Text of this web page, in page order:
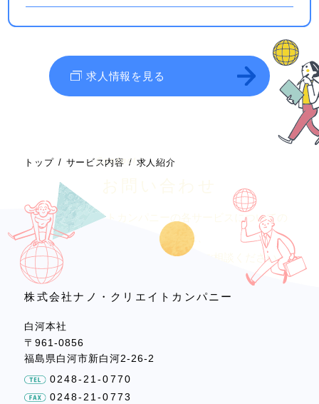
求人情報を見る
Contact
ナノ・クリエイトカンパニーの各サービスについての
ご質問・ご相談は、
お問い合わせフォームよりお気軽にご相談ください。
トップ サービス内容 求人紹介
株式会社ナノ・クリエイトカンパニー
白河本社
〒961-0856
福島県白河市新白河2-26-2
0248-21-0770
0248-21-0773